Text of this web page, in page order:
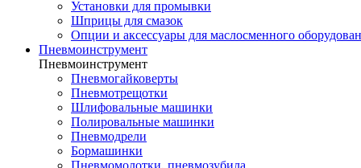
Установки для промывки
Шприцы для смазок
Опции и аксессуары для маслосменного
Пневмоинструмент
Пневмоинструмент
Пневмогайковерты
Пневмотрещотки
Шлифовальные машинки
Полировальные машинки
Пневмодрели
Бормашинки
Пневмомолотки, пневмозубила